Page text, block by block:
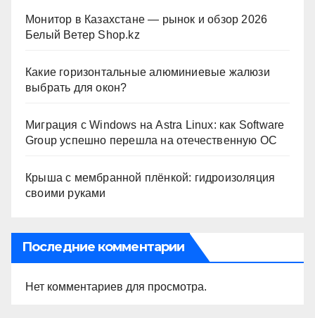
Монитор в Казахстане — рынок и обзор 2026
Белый Ветер Shop.kz
Какие горизонтальные алюминиевые жалюзи
выбрать для окон?
Миграция с Windows на Astra Linux: как Software
Group успешно перешла на отечественную ОС
Крыша с мембранной плёнкой: гидроизоляция
своими руками
Последние комментарии
Нет комментариев для просмотра.